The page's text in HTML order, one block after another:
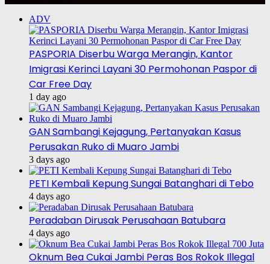
ADV
PASPORIA Diserbu Warga Merangin, Kantor
Imigrasi Kerinci Layani 30 Permohonan Paspor di
Car Free Day
1 day ago
GAN Sambangi Kejagung, Pertanyakan Kasus
Perusakan Ruko di Muaro Jambi
3 days ago
PETI Kembali Kepung Sungai Batanghari di Tebo
4 days ago
Peradaban Dirusak Perusahaan Batubara
4 days ago
Oknum Bea Cukai Jambi Peras Bos Rokok Illegal